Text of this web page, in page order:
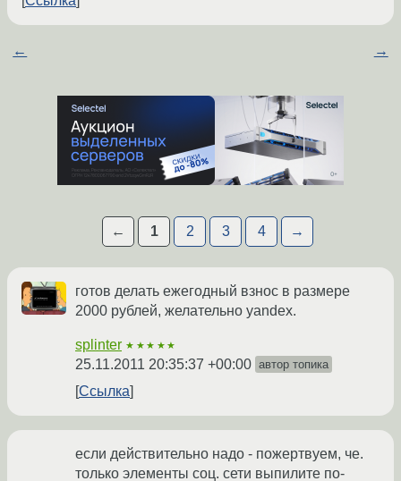
← →
← 1 2 3 4 →
готов делать ежегодный взнос в размере
2000 рублей, желательно yandex.
splinter ★★★★★
25.11.2011 20:35:37 +00:00 автор топика
Ссылка
если действительно надо - пожертвуем, че.
только элементы соц. сети выпилите по-